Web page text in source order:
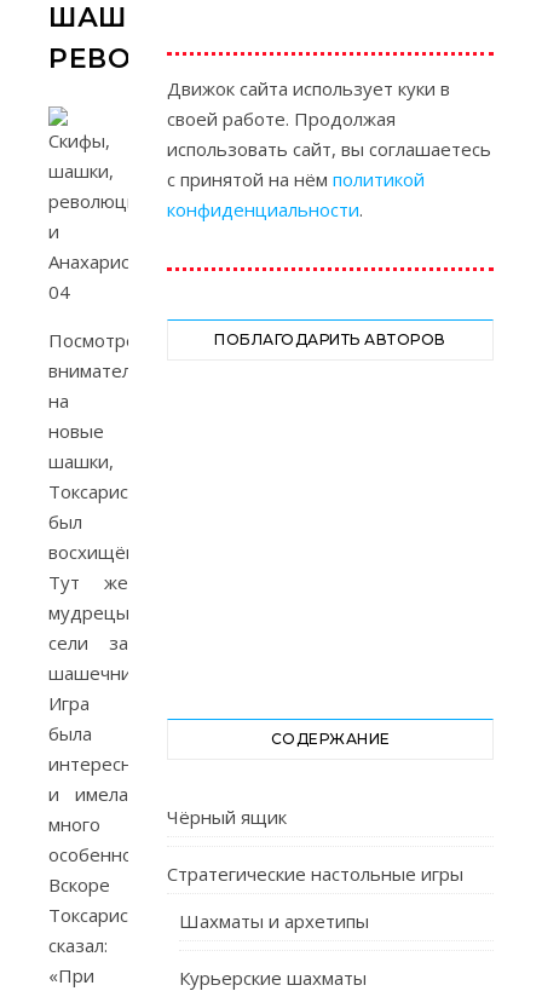
ШАШКИ,
РЕВОЛЮЦИЯ
Посмотрев
внимательно
на
новые
шашки,
Токсарис
был
восхищён.
Тут же
мудрецы
сели за
шашечницу.
Игра
была
интересной
и имела
много
особенностей.
Вскоре
Токсарис
сказал:
«При
Движок сайта использует куки в
своей работе. Продолжая
использовать сайт, вы соглашаетесь
с принятой на нём политикой
конфиденциальности.
ПОБЛАГОДАРИТЬ АВТОРОВ
СОДЕРЖАНИЕ
Чёрный ящик
Стратегические настольные игры
Шахматы и архетипы
Курьерские шахматы